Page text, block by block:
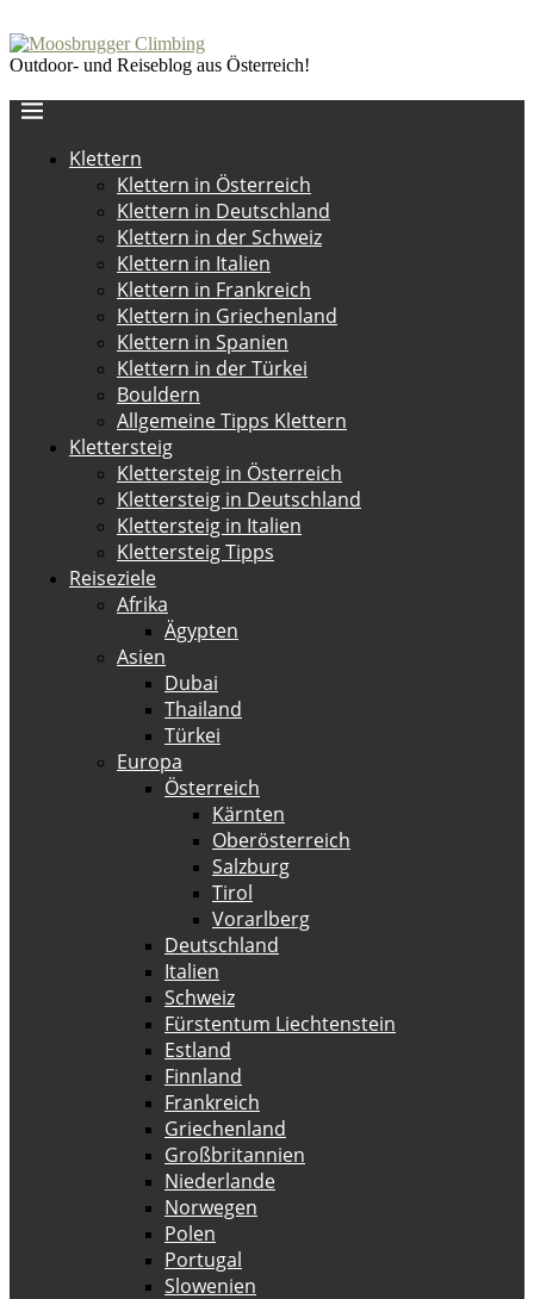
Outdoor- und Reiseblog aus Österreich!
Klettern
Klettern in Österreich
Klettern in Deutschland
Klettern in der Schweiz
Klettern in Italien
Klettern in Frankreich
Klettern in Griechenland
Klettern in Spanien
Klettern in der Türkei
Bouldern
Allgemeine Tipps Klettern
Klettersteig
Klettersteig in Österreich
Klettersteig in Deutschland
Klettersteig in Italien
Klettersteig Tipps
Reiseziele
Afrika
Ägypten
Asien
Dubai
Thailand
Türkei
Europa
Österreich
Kärnten
Oberösterreich
Salzburg
Tirol
Vorarlberg
Deutschland
Italien
Schweiz
Fürstentum Liechtenstein
Estland
Finnland
Frankreich
Griechenland
Großbritannien
Niederlande
Norwegen
Polen
Portugal
Slowenien